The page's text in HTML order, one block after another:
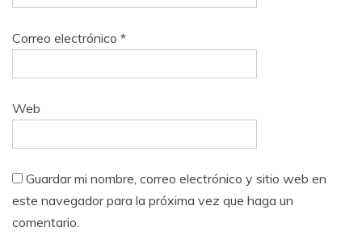
Correo electrónico *
Web
Guardar mi nombre, correo electrónico y sitio web en
este navegador para la próxima vez que haga un
comentario.